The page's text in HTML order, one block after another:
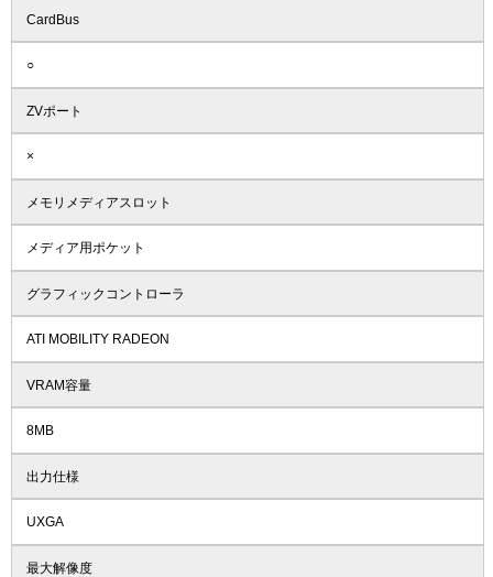
CardBus
○
ZVポート
×
メモリメディアスロット
メディア用ポケット
グラフィックコントローラ
ATI MOBILITY RADEON
VRAM容量
8MB
出力仕様
UXGA
最大解像度